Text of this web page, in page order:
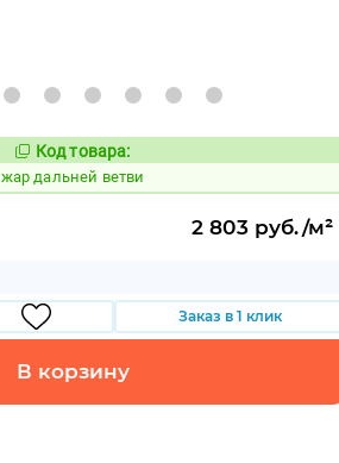
Код:
362384
Код товара:
жар дальней ветви
2 803 руб./м²
Заказ в 1 клик
В корзину